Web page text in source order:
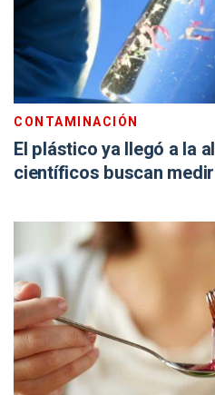
CONTAMINACIÓN
El plástico ya llegó a la
científicos buscan